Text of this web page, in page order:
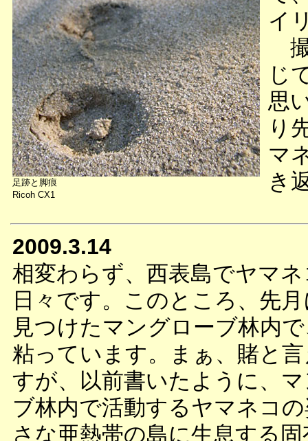
足跡と脚痕
Ricoh CX1
イ
撮
じ
思
り
マ
き
2009.3.14
相変わらず、西表島でヤマ
日々です。このところ、先
見つけたマングローブ林内
粘っています。まぁ、賭と
すが、以前書いたように、
ブ林内で活動するヤマネコ
さな亜熱帯の島に生息する